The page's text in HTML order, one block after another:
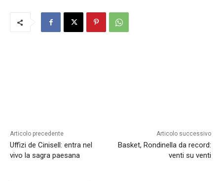
Articolo precedente
Uffizi de Cinisell: entra nel
vivo la sagra paesana
Articolo successivo
Basket, Rondinella da record:
venti su venti